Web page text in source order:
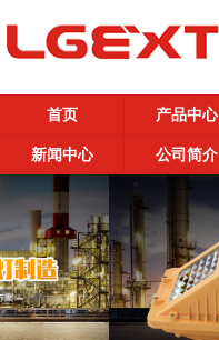
首页 产品中心
新闻中心 公司简介